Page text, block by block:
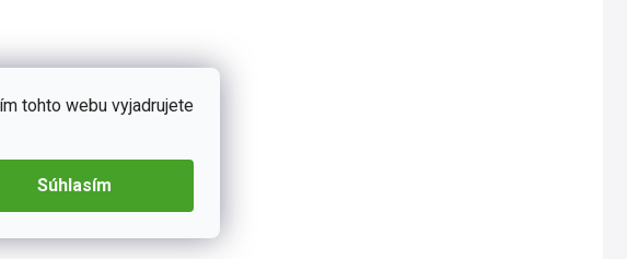
tohto webu vyjadrujete
Súhlasím